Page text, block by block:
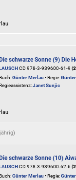
Die schwarze Sonne (9) Die
CD 978-3-939600-61-9 (
Günter Merlau • Regie:
Janet Sunjic
Die schwarze Sonne (10)
CD 978-3-939600-62-6 (
Günter Merlau • Regie: